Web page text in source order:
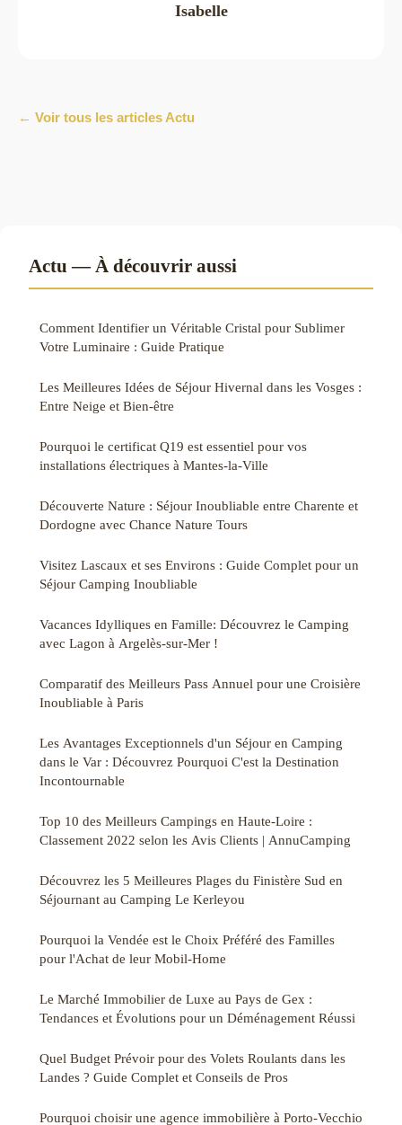
Isabelle
← Voir tous les articles Actu
Actu — À découvrir aussi
Comment Identifier un Véritable Cristal pour Sublimer
Votre Luminaire : Guide Pratique
Les Meilleures Idées de Séjour Hivernal dans les Vosges :
Entre Neige et Bien-être
Pourquoi le certificat Q19 est essentiel pour vos
installations électriques à Mantes-la-Ville
Découverte Nature : Séjour Inoubliable entre Charente et
Dordogne avec Chance Nature Tours
Visitez Lascaux et ses Environs : Guide Complet pour un
Séjour Camping Inoubliable
Vacances Idylliques en Famille: Découvrez le Camping
avec Lagon à Argelès-sur-Mer !
Comparatif des Meilleurs Pass Annuel pour une Croisière
Inoubliable à Paris
Les Avantages Exceptionnels d'un Séjour en Camping
dans le Var : Découvrez Pourquoi C'est la Destination
Incontournable
Top 10 des Meilleurs Campings en Haute-Loire :
Classement 2022 selon les Avis Clients | AnnuCamping
Découvrez les 5 Meilleures Plages du Finistère Sud en
Séjournant au Camping Le Kerleyou
Pourquoi la Vendée est le Choix Préféré des Familles
pour l'Achat de leur Mobil-Home
Le Marché Immobilier de Luxe au Pays de Gex :
Tendances et Évolutions pour un Déménagement Réussi
Quel Budget Prévoir pour des Volets Roulants dans les
Landes ? Guide Complet et Conseils de Pros
Pourquoi choisir une agence immobilière à Porto-Vecchio